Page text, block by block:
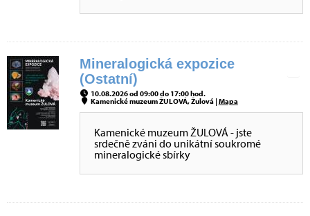
Mineralogická expozice
(Ostatní)
10.08.2026 od 09:00 do 17:00 hod.
Kamenické muzeum ŽULOVÁ, Žulová |Mapa
Kamenické muzeum ŽULOVÁ - jste
srdečně zváni do unikátní soukromé
mineralogické sbírky